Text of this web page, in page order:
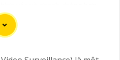
chống trộm cao cấp còn được
tính răn đe hiệu quả.
chất lượng hình ảnh sắc nét,